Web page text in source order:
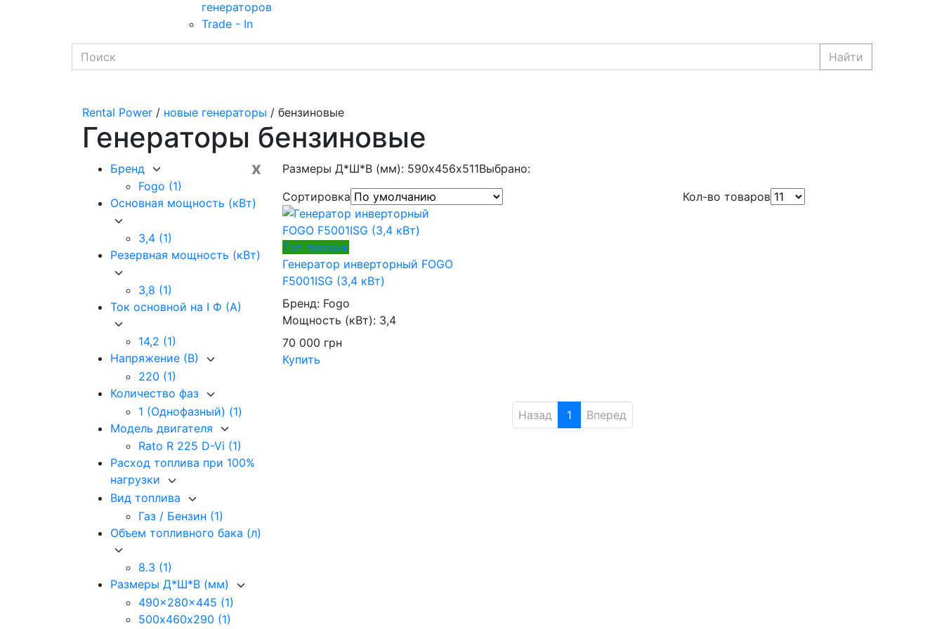
генераторов
Trade - In
Найти
Rental Power / новые генераторы / бензиновые
Генераторы бензиновые
x
Бренд
Fogo (1)
Основная мощность (кВт)
3,4 (1)
Резервная мощность (кВт)
3,8 (1)
Ток основной на I Ф (А)
14,2 (1)
Напряжение (В)
220 (1)
Количество фаз
1 (Однофазный) (1)
Модель двигателя
Rato R 225 D-Vi (1)
Расход топлива при 100%
нагрузки
Вид топлива
Газ / Бензин (1)
Объем топливного бака (л)
8.3 (1)
Размеры Д*Ш*В (мм)
490x280x445 (1)
500х460х290 (1)
Размеры Д*Ш*В (мм): 590х456х511Выбрано:
Сортировка
Кол-во товаров
Tоп продаж
Генератор инверторный FOGO
F5001ISG (3,4 кВт)
Бренд: Fogo
Мощность (кВт): 3,4
70 000 грн
Купить
Назад 1 Вперед